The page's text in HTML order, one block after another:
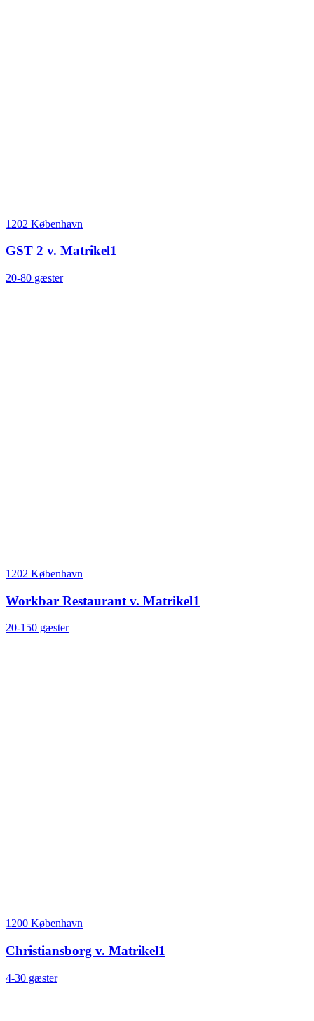
1202 København
GST 2 v. Matrikel1
20-80 gæster
1202 København
Workbar Restaurant v. Matrikel1
20-150 gæster
1200 København
Christiansborg v. Matrikel1
4-30 gæster